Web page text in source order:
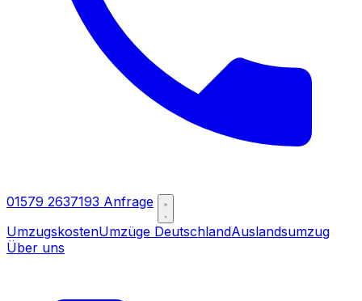
01579 2637193 Anfrage
UmzugskostenUmzüge DeutschlandAuslandsumzug
Über uns